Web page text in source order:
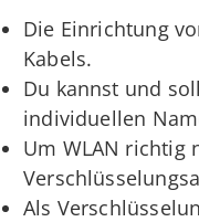
Die Einrichtung
Kabels.
Du kannst und
individuellen
Um WLAN richtig
Als